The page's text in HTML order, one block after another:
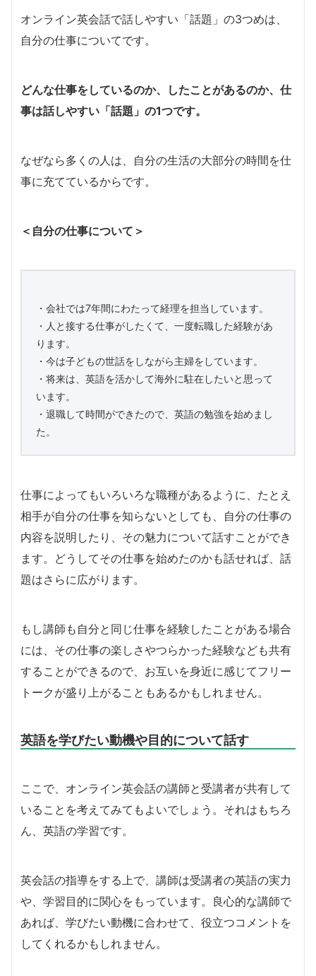
オンライン英会話で話しやすい「話題」の3つめは、
自分の仕事についてです。
どんな仕事をしているのか、したことがあるのか、仕
事は話しやすい「話題」の1つです。
なぜなら多くの人は、自分の生活の大部分の時間を仕
事に充てているからです。
＜自分の仕事について＞
・会社では7年間にわたって経理を担当しています。
・人と接する仕事がしたくて、一度転職した経験があ
ります。
・今は子どもの世話をしながら主婦をしています。
・将来は、英語を活かして海外に駐在したいと思って
います。
・退職して時間ができたので、英語の勉強を始めまし
た。
仕事によってもいろいろな職種があるように、たとえ
相手が自分の仕事を知らないとしても、自分の仕事の
内容を説明したり、その魅力について話すことができ
ます。 どうしてその仕事を始めたのかも話せれば、話
題はさらに広がります。
もし講師も自分と同じ仕事を経験したことがある場合
には、その仕事の楽しさやつらかった経験なども共有
することができるので、お互いを身近に感じてフリー
トークが盛り上がることもあるかもしれません。
英語を学びたい動機や目的について話す
ここで、オンライン英会話の講師と受講者が共有して
いることを考えてみてもよいでしょう。それはもちろ
ん、英語の学習です。
英会話の指導をする上で、講師は受講者の英語の実力
や、学習目的に関心をもっています。良心的な講師で
あれば、学びたい動機に合わせて、役立つコメントを
してくれるかもしれません。